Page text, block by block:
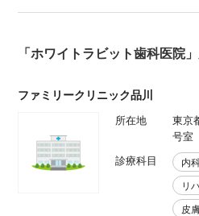
「ホワイトラビット歯科医院
ファミリークリニック品川
所在地
東京
号室
診療科目
内
リ
皮